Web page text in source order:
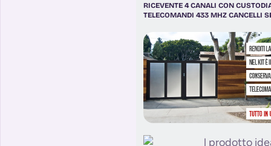
RICEVENTE 4 CANALI CON
TELECOMANDI 433 MHZ CANCELLI
l prodotto